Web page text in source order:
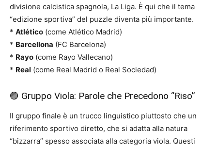
divisione calcistica spagnola, La Liga. È qui che il tema
“edizione sportiva” del puzzle diventa più importante.
* Atlético (come Atlético Madrid)
* Barcellona (FC Barcelona)
* Rayo (come Rayo Vallecano)
* Real (come Real Madrid o Real Sociedad)
🟣 Gruppo Viola: Parole che Precedono “Riso”
Il gruppo finale è un trucco linguistico piuttosto che un
riferimento sportivo diretto, che si adatta alla natura
“bizzarra” spesso associata alla categoria viola. Questi